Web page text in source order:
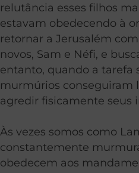
relutância esses filhos
estavam obedecendo à
retornar a Jerusalém
novos, Sam e Néfi, e
entanto, quando a tarefa
murmúrios conseguiram
agredir fisicamente seus
Às vezes somos como
constantemente
obedecem aos